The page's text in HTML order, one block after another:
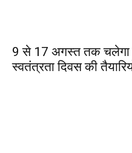
9 से 17 अगस्त तक चलेगा
स्वतंत्रता दिवस की